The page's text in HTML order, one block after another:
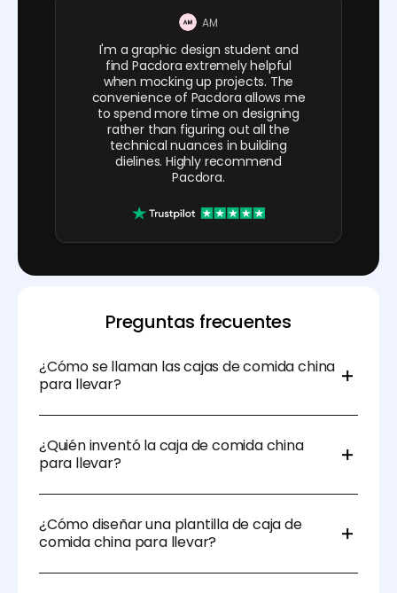
AM
I'm a graphic design student and
find Pacdora extremely helpful
when mocking up projects. The
convenience of Pacdora allows me
to spend more time on designing
rather than figuring out all the
technical nuances in building
dielines. Highly recommend
Pacdora.
Preguntas frecuentes
¿Cómo se llaman las cajas de comida china
para llevar?
como “paper pail”, caja de comida china o
contenedor de comida china para llevar) es un
contenedor plegado de cartón encerado o
¿Quién inventó la caja de comida china
para llevar?
para llevar fue patentada por el inventor Frederick
Weeks el 13 de noviembre de 1894.
¿Cómo diseñar una plantilla de caja de
comida china para llevar?